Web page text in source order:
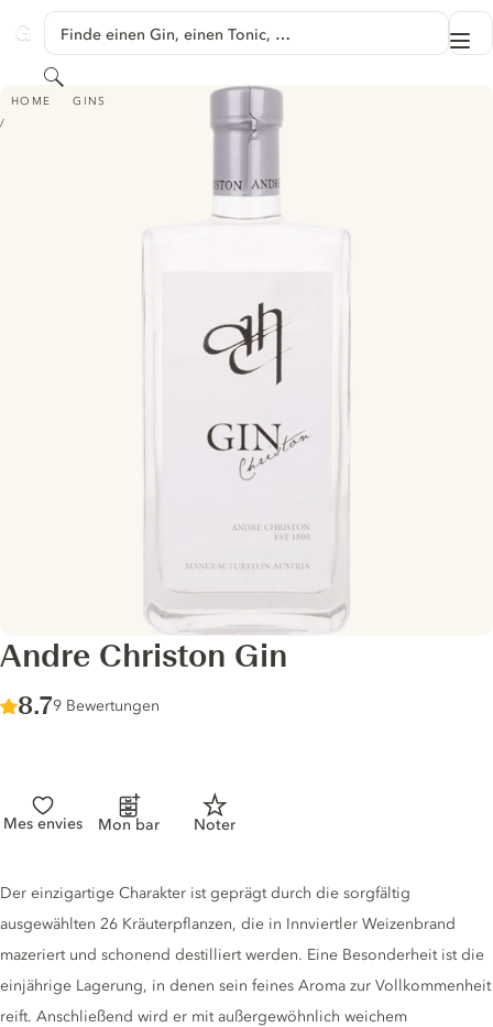
GINVENTORY
Finde einen Gin, einen Tonic, …
Suchen
HOME GINS
ANDRE CHRISTON GIN
Andre Christon Gin
Score :
8.7/ 10
9 Bewertungen
Mes envies Mon bar Noter
Gin description
Der einzigartige Charakter ist geprägt durch die sorgfältig
ausgewählten 26 Kräuterpflanzen, die in Innviertler Weizenbrand
mazeriert und schonend destilliert werden. Eine Besonderheit ist die
einjährige Lagerung, in denen sein feines Aroma zur Vollkommenheit
reift. Anschließend wird er mit außergewöhnlich weichem